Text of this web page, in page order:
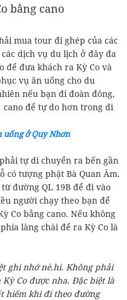
bằng cano
mua tour đi ghép của các
dịch vụ du lịch ở đây đa
để đưa khách ra Kỳ Co và
vụ ăn uống cho du
nếu bạn đi đoàn đông,
cano để tự do hơn trong di
uống ở Quy Nhơn
tự di chuyển ra bến gần
có tượng phật Bà Quan Âm.
đường QL 19B để đi vào
người chạy theo bạn để
Co bằng cano. Nếu không
làng chài để ra Kỳ Co là
ghi nhớ nè.hi. Không phải
Co được nha. Đặc biệt là
hiếm khi đi theo đường